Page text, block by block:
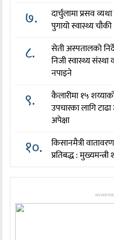
७.
दार्चुलामा प्रसव
पुगायो स्वास्थ्य चौकी
८.
सेती अस्पतालको
निजी स्वास्थ्य संस्था
नपाइने
९.
कैलारीमा १५
उपचारका लागि
अपेक्षा
१०.
किसानमैत्री
प्रतिबद्ध : मुख्यमन्त्री